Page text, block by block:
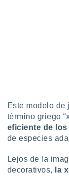
aceptar
de
sitio
de que
Este modelo de
término griego
eficiente de
de especies
Lejos de la
decorativos,
la